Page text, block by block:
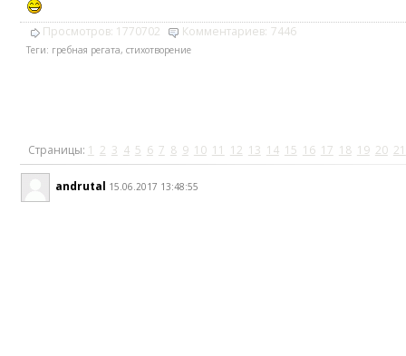
Просмотров: 1770702 Комментариев: 7446
Теги: гребная регата, стихотворение
Страницы: 1 2 3 4 5 6 7 8 9 10 11 12 13 14 15 16 17 18 19 20 21
andrutal 15.06.2017 13:48:55